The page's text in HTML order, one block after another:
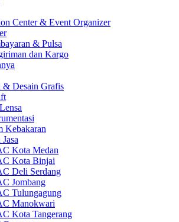
Center & Event Organizer
& Pulsa
dan Kargo
& Desain Grafis
Kebakaran
Kota Medan
Kota Binjai
Deli Serdang
Jombang
Tulungagung
Manokwari
Kota Tangerang